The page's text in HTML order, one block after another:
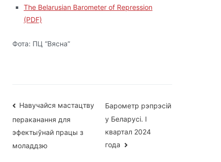
The Belarusian Barometer of Repression
(PDF)
Фота: ПЦ “Вясна”
Навігацыя
па
запісах
Навучайся мастацтву
пераканання для
эфектыўнай працы з
моладдзю
Барометр рэпрэсій
у Беларусі. I
квартал 2024
года